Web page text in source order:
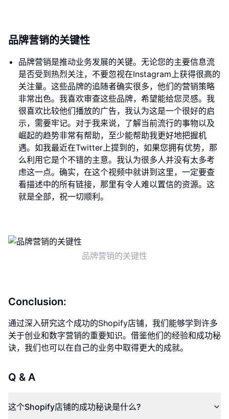
品牌营销的关键性
品牌营销是推动业务发展的关键。无论您的主要信息流
是否受到热烈关注，不要忽视在Instagram上获得很高的
关注量。这些品牌的追随者确实很多，他们的营销策略
非常出色。我喜欢审查这些品牌，希望能给您灵感。我
很喜欢比较他们播放的广告，我认为这是一个很好的启
示，需要牢记。对于我来说，了解当前流行的事物以及
崛起的趋势非常有帮助，至少能帮助我更好地把握机
遇。如我最近在Twitter上提到的，如果您拥有优势，那
么利用它是个不错的主意。我认为很多人并没有太多考
虑这一点。确实，在这个视频中就讲到这里，一定要查
看描述中的所有链接，那里有令人难以置信的资源。这
就是全部，祝一切顺利。
品牌营销的关键性
Conclusion:
通过深入研究这个成功的Shopify店铺，我们能够学到许多
关于创业和数字营销的重要知识。借鉴他们的经验和成功秘
诀，我们也可以在自己的业务中取得更大的成就。
Q & A
这个Shopify店铺的成功秘诀是什么?